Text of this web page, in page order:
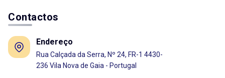
Contactos
Endereço
Rua Calçada da Serra, Nº 24, FR-1 4430-
236 Vila Nova de Gaia - Portugal